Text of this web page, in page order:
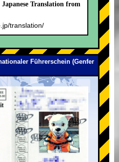
Translation from
translation/
Führerschein (Genfer